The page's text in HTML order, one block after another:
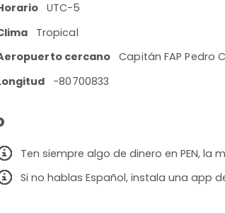
UTC-5
Tropical
cercano
Capitán FAP Pedro
-80700833
Ten siempre algo de dinero en PEN, la
Si no hablas Español, instala una app